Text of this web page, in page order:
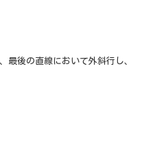
最後の直線において外斜行し、